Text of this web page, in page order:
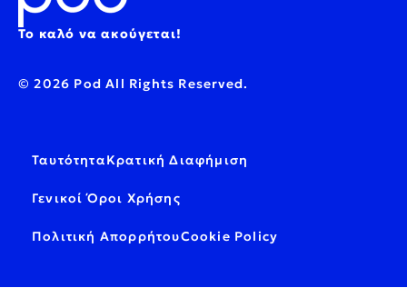
Το καλό να ακούγεται!
© 2026 Pod All Rights Reserved.
ΤαυτότηταΚρατική Διαφήμιση
Γενικοί Όροι Χρήσης
Πολιτική ΑπορρήτουCookie Policy